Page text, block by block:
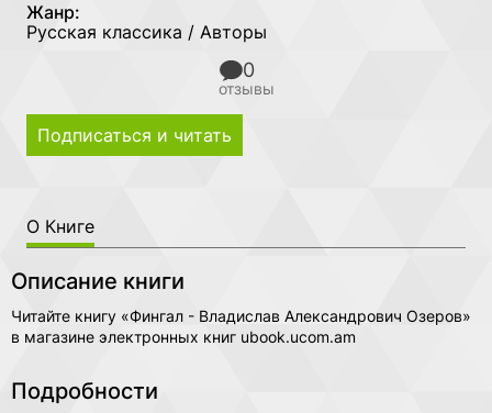
Жанр:
Русская классика / Авторы
0
отзывы
Подписаться и читать
О Книге
Описание книги
Читайте книгу «Фингал - Владислав Александрович Озеров»
в магазине электронных книг ubook.ucom.am
Подробности